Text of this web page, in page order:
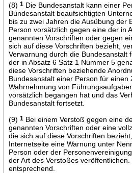
(8)1 Die Bundesanstalt kann einer
Bundesanstalt beaufsichtigten
bis zu zwei Jahren die Ausübung der
Person vorsätzlich gegen eine der in
genannten Vorschriften oder gegen
sich auf diese Vorschriften bezieht,
Verwarnung durch die Bundesanstalt
der in Absatz 6 Satz 1 Nummer 5
diese Vorschriften beziehende
Bundesanstalt einer Person für
Wahrnehmung von
vorsätzlich begangen hat und das
Bundesanstalt fortsetzt.
(9)1 Bei einem Verstoß gegen eine
genannten Vorschriften oder eine
die sich auf diese Vorschriften
Internetseite eine Warnung unter
Person oder der
der Art des Verstoßes veröffentlichen.
entsprechend.